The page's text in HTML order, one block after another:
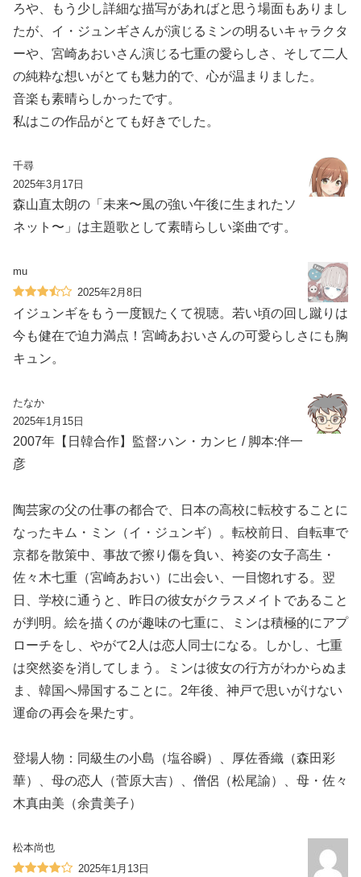
ろや、もう少し詳細な描写があればと思う場面もありまし
たが、イ・ジュンギさんが演じるミンの明るいキャラクタ
ーや、宮崎あおいさん演じる七重の愛らしさ、そして二人
の純粋な想いがとても魅力的で、心が温まりました。
音楽も素晴らしかったです。
私はこの作品がとても好きでした。
千尋
2025年3月17日
森山直太朗の「未来〜風の強い午後に生まれたソ
ネット〜」は主題歌として素晴らしい楽曲です。
mu
2025年2月8日
イジュンギをもう一度観たくて視聴。若い頃の回し蹴りは
今も健在で迫力満点！宮崎あおいさんの可愛らしさにも胸
キュン。
たなか
2025年1月15日
2007年【日韓合作】監督:ハン・カンヒ / 脚本:伴一
彦
陶芸家の父の仕事の都合で、日本の高校に転校することに
なったキム・ミン（イ・ジュンギ）。転校前日、自転車で
京都を散策中、事故で擦り傷を負い、袴姿の女子高生・
佐々木七重（宮崎あおい）に出会い、一目惚れする。翌
日、学校に通うと、昨日の彼女がクラスメイトであること
が判明。絵を描くのが趣味の七重に、ミンは積極的にアプ
ローチをし、やがて2人は恋人同士になる。しかし、七重
は突然姿を消してしまう。ミンは彼女の行方がわからぬま
ま、韓国へ帰国することに。2年後、神戸で思いがけない
運命の再会を果たす。
登場人物：同級生の小島（塩谷瞬）、厚佐香織（森田彩
華）、母の恋人（菅原大吉）、僧侶（松尾諭）、母・佐々
木真由美（余貴美子）
松本尚也
2025年1月13日